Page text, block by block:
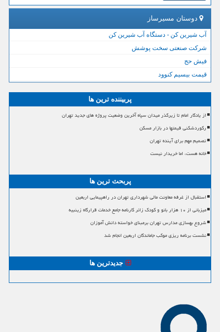
دوستان مسیرساز
آب شیرین کن - دستگاه آب شیرین کن
شرکت صنعتی سخت پوشش
فیش حج
قیمت بیسیم کنوود
پربیننده ترین ها
از یادگار امام تا زیرگذر میدان سپاه آخرین وضعیت پروژه های جدید تهران
رکوردشکنی قیمتها در بازار مسکن
تصمیم مهم برای آینده تهران
خانه هست، اما خریدار نیست
پربحث ترین ها
استقبال از غرفه معاونت مالی شهرداری تهران در راهپیمایی اربعین
میزبانی از ۱۰ هزار بانو و کودک زائر کارنامه جامع خدمات قرارگاه زینبیه
شروع بهسازی مدارس تهران برمبنای خواسته دانش آموزان
نشست برنامه ریزی موکب جاماندگان اربعین انجام شد
جدیدترین ها